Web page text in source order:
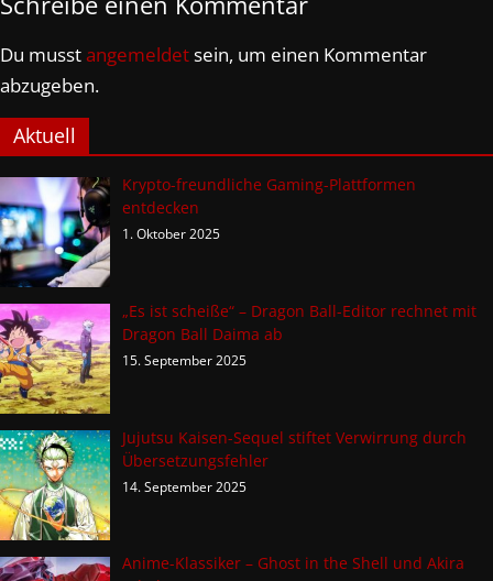
Du musstangemeldetsein, um einen Kommentar
abzugeben.
Aktuell
Krypto-freundliche Gaming-Plattformen
entdecken
1. Oktober 2025
„Es ist scheiße“ – Dragon Ball-Editor rechnet mit
Dragon Ball Daima ab
15. September 2025
Jujutsu Kaisen-Sequel stiftet Verwirrung durch
Übersetzungsfehler
14. September 2025
Anime-Klassiker – Ghost in the Shell und Akira